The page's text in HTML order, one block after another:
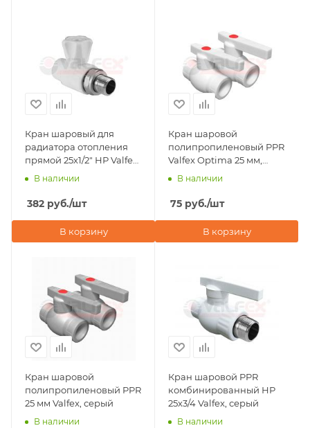
Кран шаровый для
радиатора отопления
прямой 25х1/2" НР Valfex,
белый
В наличии
382 руб./шт
В корзину
Кран шаровой
полипропиленовый PPR
Valfex Optima 25 мм,
белый
В наличии
75 руб./шт
В корзину
Кран шаровой
полипропиленовый PPR
25 мм Valfex, серый
В наличии
Кран шаровой PPR
комбинированный НР
25х3/4 Valfex, серый
В наличии